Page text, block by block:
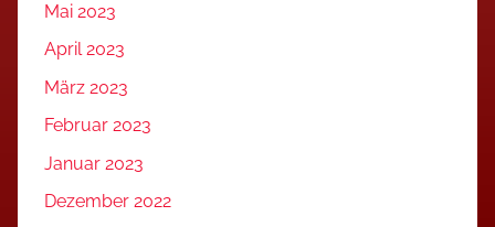
Mai 2023
April 2023
März 2023
Februar 2023
Januar 2023
Dezember 2022